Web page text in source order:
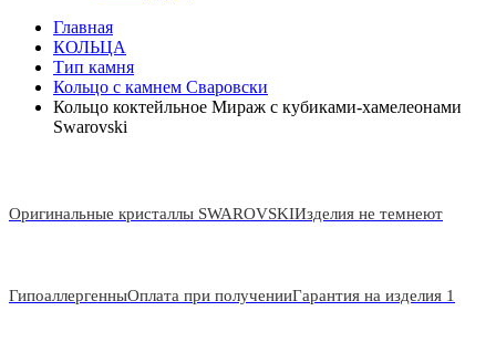
Главная
КОЛЬЦА
Тип камня
Кольцо с камнем Сваровски
Кольцо коктейльное Мираж с кубиками-хамелеонами
Swarovski
Оригинальные кристаллы SWAROVSKIИзделия не темнеют
ГипоаллергенныОплата при полученииГарантия на изделия 1